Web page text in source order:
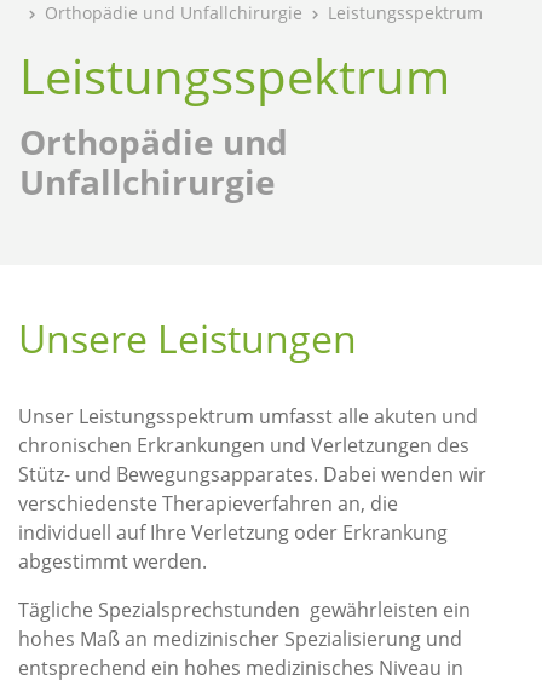
Orthopädie und Unfallchirurgie
Leistungsspektrum
Leistungsspektrum
Orthopädie und
Unfallchirurgie
Unsere Leistungen
Unser Leistungsspektrum umfasst alle akuten und
chronischen Erkrankungen und Verletzungen des
Stütz- und Bewegungsapparates. Dabei wenden wir
verschiedenste Therapieverfahren an, die
individuell auf Ihre Verletzung oder Erkrankung
abgestimmt werden.
Tägliche Spezialsprechstunden gewährleisten ein
hohes Maß an medizinischer Spezialisierung und
entsprechend ein hohes medizinisches Niveau in